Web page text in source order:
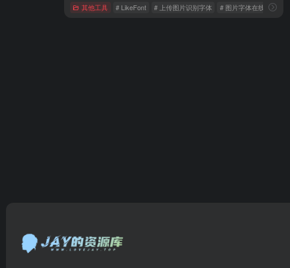
其他工具 # LikeFont # 上传图片识别字体 # 图片字体在线识别